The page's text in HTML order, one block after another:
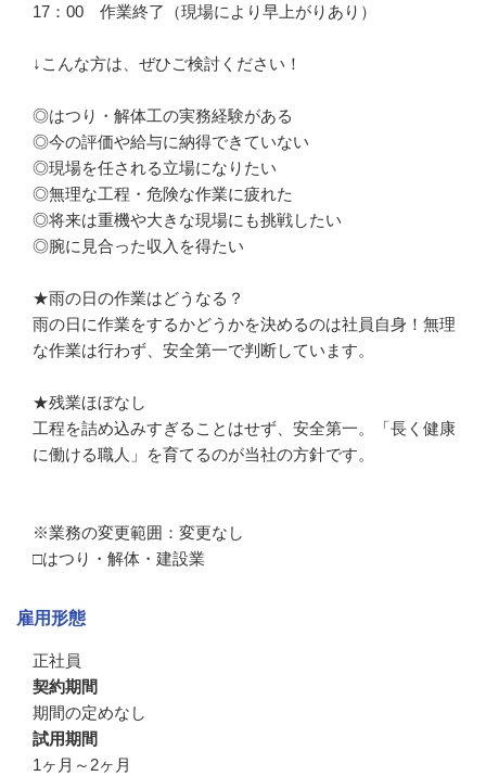
17：00　作業終了（現場により早上がりあり）
↓こんな方は、ぜひご検討ください！
◎はつり・解体工の実務経験がある
◎今の評価や給与に納得できていない
◎現場を任される立場になりたい
◎無理な工程・危険な作業に疲れた
◎将来は重機や大きな現場にも挑戦したい
◎腕に見合った収入を得たい
★雨の日の作業はどうなる？
雨の日に作業をするかどうかを決めるのは社員自身！無理
な作業は行わず、安全第一で判断しています。
★残業ほぼなし
工程を詰め込みすぎることはせず、安全第一。「長く健康
に働ける職人」を育てるのが当社の方針です。
※業務の変更範囲：変更なし
□はつり・解体・建設業
雇用形態
正社員
契約期間
期間の定めなし
試用期間
1ヶ月～2ヶ月